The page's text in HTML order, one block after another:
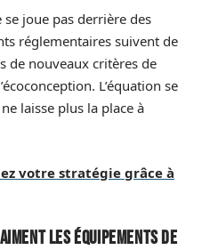
joue pas derrière des
réglementaires suivent de
de nouveaux critères de
L’équation se
laisse plus la place à
votre stratégie grâce à
les équipements de